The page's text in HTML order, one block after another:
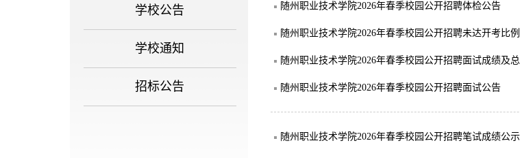
学校公告
学校通知
招标公告
随州职业技术学院2026年春季校园公开招聘体检公告
随州职业技术学院2026年春季校园公开招聘未达开考比
随州职业技术学院2026年春季校园公开招聘面试成绩及
随州职业技术学院2026年春季校园公开招聘面试公告
随州职业技术学院2026年春季校园公开招聘笔试成绩公示